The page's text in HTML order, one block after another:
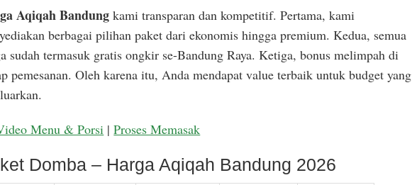
Aqiqah Bandungkami transparan dan kompetitif. Pertama, kami
berbagai pilihan paket dari ekonomis hingga premium. Kedua, semua
sudah termasuk gratis ongkir se-Bandung Raya. Ketiga, bonus melimpah di
pemesanan. Oleh karena itu, Anda mendapat value terbaik untuk budget yang
Menu & Porsi |Proses Memasak
Domba – Harga Aqiqah Bandung 2026